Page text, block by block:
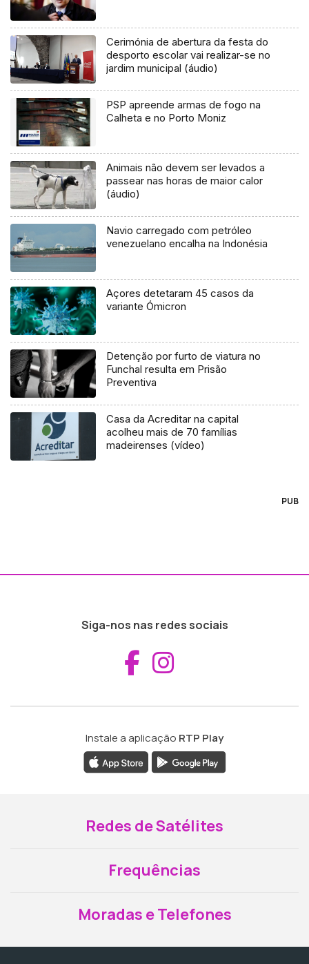
Cerimónia de abertura da festa do
desporto escolar vai realizar-se no
jardim municipal (áudio)
PSP apreende armas de fogo na
Calheta e no Porto Moniz
Animais não devem ser levados a
passear nas horas de maior calor
(áudio)
Navio carregado com petróleo
venezuelano encalha na Indonésia
Açores detetaram 45 casos da
variante Ómicron
Detenção por furto de viatura no
Funchal resulta em Prisão
Preventiva
Casa da Acreditar na capital
acolheu mais de 70 famílias
madeirenses (vídeo)
PUB
Siga-nos nas redes sociais
Aceder ao
Instale a aplicação RTP Play
Redes de Satélites
Frequências
Moradas e Telefones